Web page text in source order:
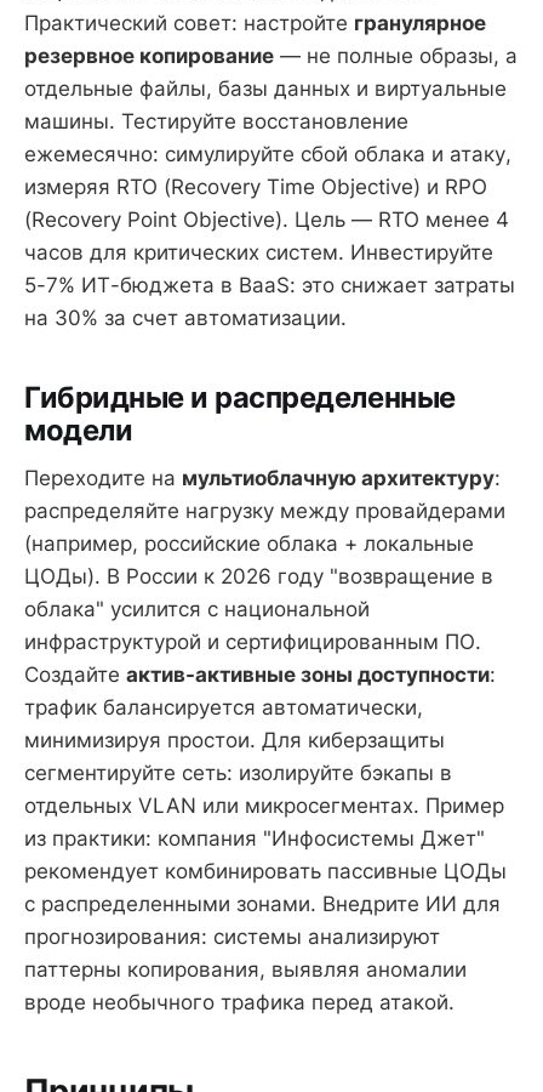
Практический совет: настройте гранулярное
резервное копирование — не полные образы, а
отдельные файлы, базы данных и виртуальные
машины. Тестируйте восстановление
ежемесячно: симулируйте сбой облака и атаку,
измеряя RTO (Recovery Time Objective) и RPO
(Recovery Point Objective). Цель — RTO менее 4
часов для критических систем. Инвестируйте
5-7% ИТ-бюджета в BaaS: это снижает затраты
на 30% за счет автоматизации.
Гибридные и распределенные
модели
Переходите на мультиоблачную архитектуру:
распределяйте нагрузку между провайдерами
(например, российские облака + локальные
ЦОДы). В России к 2026 году "возвращение в
облака" усилится с национальной
инфраструктурой и сертифицированным ПО.
Создайте актив-активные зоны доступности:
трафик балансируется автоматически,
минимизируя простои. Для киберзащиты
сегментируйте сеть: изолируйте бэкапы в
отдельных VLAN или микросегментах. Пример
из практики: компания "Инфосистемы Джет"
рекомендует комбинировать пассивные ЦОДы
с распределенными зонами. Внедрите ИИ для
прогнозирования: системы анализируют
паттерны копирования, выявляя аномалии
вроде необычного трафика перед атакой.